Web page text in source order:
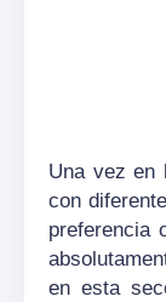
Una vez en
con
preferencia
en esta